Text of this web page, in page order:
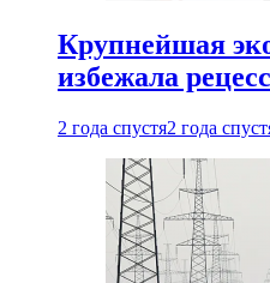
Крупнейшая
избежала
2 года спустя2 года